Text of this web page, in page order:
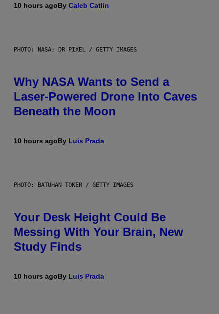
10 hours agoBy Caleb Catlin
PHOTO: NASA; DR PIXEL / GETTY IMAGES
Why NASA Wants to Send a
Laser-Powered Drone Into Caves
Beneath the Moon
10 hours agoBy Luis Prada
PHOTO: BATUHAN TOKER / GETTY IMAGES
Your Desk Height Could Be
Messing With Your Brain, New
Study Finds
10 hours agoBy Luis Prada